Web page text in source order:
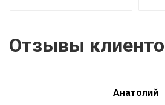
Отзывы
Анатолий